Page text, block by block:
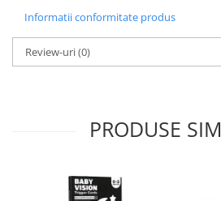
Informatii conformitate produs
Review-uri(0)
PRODUSE